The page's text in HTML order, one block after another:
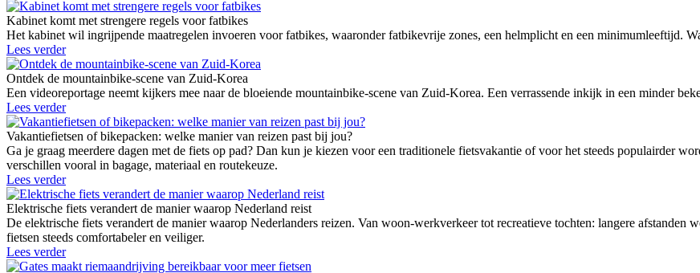
Kabinet komt met strengere regels voor fatbikes
Het kabinet wil ingrijpende maatregelen invoeren voor fatbikes, waaronder fatbikevrije zones, een helmplicht en een minimumleeftijd.
Lees verder
Ontdek de mountainbike-scene van Zuid-Korea
Een videoreportage neemt kijkers mee naar de bloeiende mountainbike-scene van Zuid-Korea. Een verrassende inkijk in een minder
Lees verder
Vakantiefietsen of bikepacken: welke manier van reizen past bij jou?
Ga je graag meerdere dagen met de fiets op pad? Dan kun je kiezen voor een traditionele fietsvakantie of voor het steeds populairder
verschillen vooral in bagage, materiaal en routekeuze.
Lees verder
Elektrische fiets verandert de manier waarop Nederland reist
De elektrische fiets verandert de manier waarop Nederlanders reizen. Van woon-werkverkeer tot recreatieve tochten: langere afstanden
fietsen steeds comfortabeler en veiliger.
Lees verder